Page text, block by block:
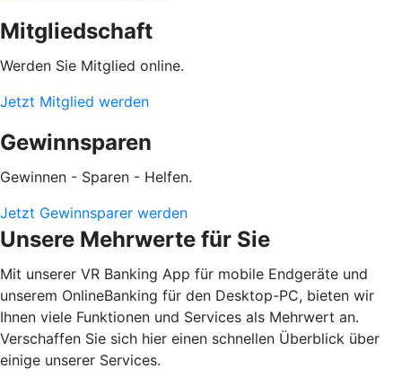
Mitgliedschaft
Werden Sie Mitglied online.
Jetzt Mitglied werden
Gewinnsparen
Gewinnen - Sparen - Helfen.
Jetzt Gewinnsparer werden
Unsere Mehrwerte für Sie
Mit unserer VR Banking App für mobile Endgeräte und
unserem OnlineBanking für den Desktop-PC, bieten wir
Ihnen viele Funktionen und Services als Mehrwert an.
Verschaffen Sie sich hier einen schnellen Überblick über
einige unserer Services.